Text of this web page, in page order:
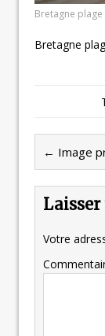
Bretagne
Bretagne
← Image
Votre